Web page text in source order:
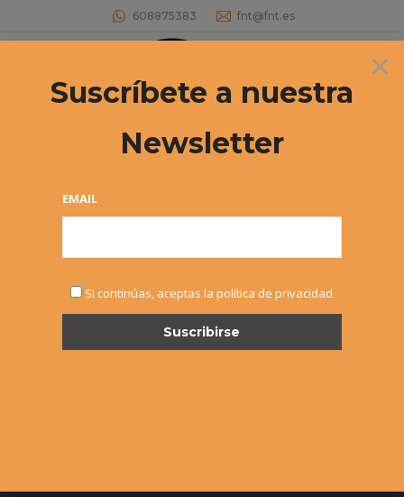
608875383 fnt@fnt.es
Buscar:
Olivia Walsh
dental surgeon
Phone :001 234 56 79
×
Suscríbete a nuestra
Newsletter
EMAIL
Si continúas, aceptas la política de privacidad